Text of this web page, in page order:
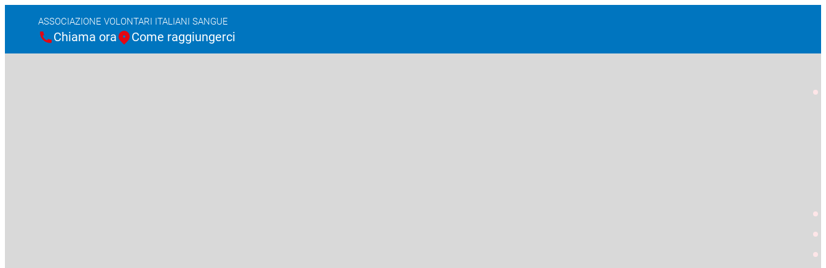
ASSOCIAZIONE VOLONTARI ITALIANI SANGUE
Chiama ora Come raggiungerci